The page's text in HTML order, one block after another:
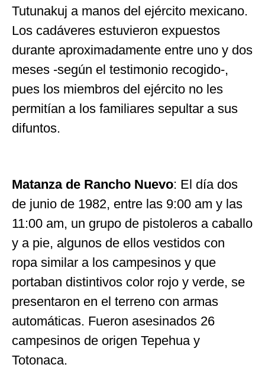
Tutunakuj a manos del ejército mexicano.
Los cadáveres estuvieron expuestos
durante aproximadamente entre uno y dos
meses -según el testimonio recogido-,
pues los miembros del ejército no les
permitían a los familiares sepultar a sus
difuntos.
Matanza de Rancho Nuevo: El día dos
de junio de 1982, entre las 9:00 am y las
11:00 am, un grupo de pistoleros a caballo
y a pie, algunos de ellos vestidos con
ropa similar a los campesinos y que
portaban distintivos color rojo y verde, se
presentaron en el terreno con armas
automáticas. Fueron asesinados 26
campesinos de origen Tepehua y
Totonaca.